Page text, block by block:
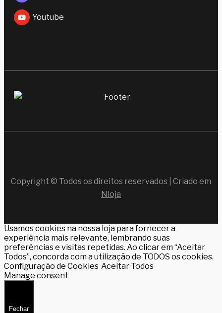
Youtube
Copyright © Todos os direitos reservados | Criado em
Nloja
Usamos cookies na nossa loja para fornecer a
experiência mais relevante, lembrando suas
preferências e visitas repetidas. Ao clicar em “Aceitar
Todos”, concorda com a utilização de TODOS os cookies.
Configuração de Cookies Aceitar Todos
Manage consent
Fechar